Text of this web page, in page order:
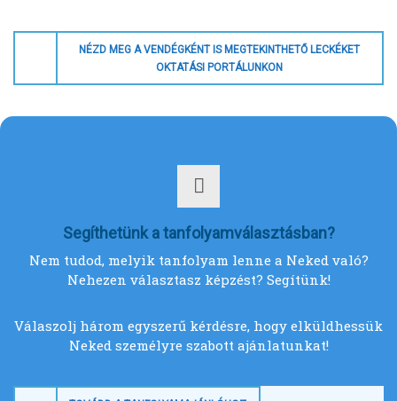
NÉZD MEG A VENDÉGKÉNT IS MEGTEKINTHETŐ LECKÉKET
OKTATÁSI PORTÁLUNKON
Segíthetünk a tanfolyamválasztásban?
Nem tudod, melyik tanfolyam lenne a Neked való?
Nehezen választasz képzést? Segítünk!
Válaszolj három egyszerű kérdésre, hogy elküldhessük
Neked személyre szabott ajánlatunkat!